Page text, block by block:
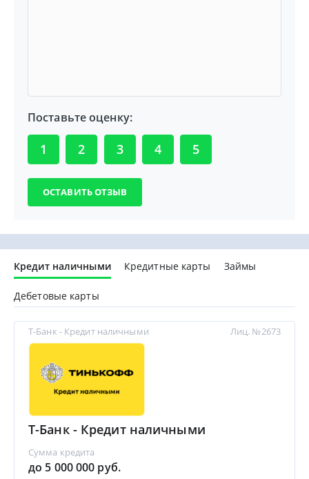
Поставьте оценку:
1 2 3 4 5
Кредит наличными Кредитные карты Займы
Дебетовые карты
Т-Банк - Кредит наличными
Т-Банк - Кредит наличными
Сумма кредита
до 5 000 000 руб.
Лиц. №2673